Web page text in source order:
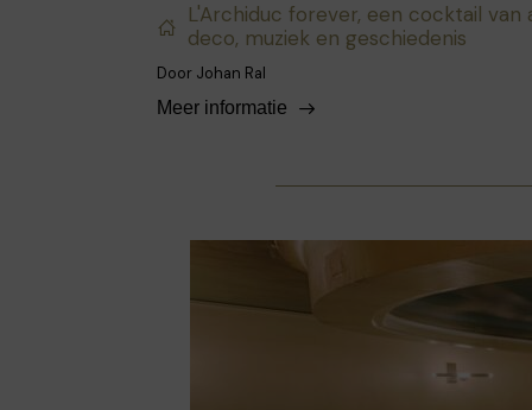
L'Archiduc forever, een cocktail van
deco, muziek en geschiedenis
Door Johan Ral
Meer informatie